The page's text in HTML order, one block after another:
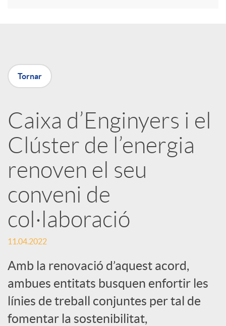
X
a
r
x
e
s
S
o
Tornar
Caixa d’Enginyers i el
Clúster de l’energia
renoven el seu
conveni de
col·laboració
11.04.2022
Amb la renovació d’aquest acord,
ambues entitats busquen enfortir les
línies de treball conjuntes per tal de
fomentar la sostenibilitat,